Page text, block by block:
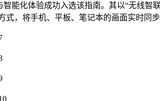
能化体验成功入选该指南。其以“无线智
，将手机、平板、笔记本的画面实时同